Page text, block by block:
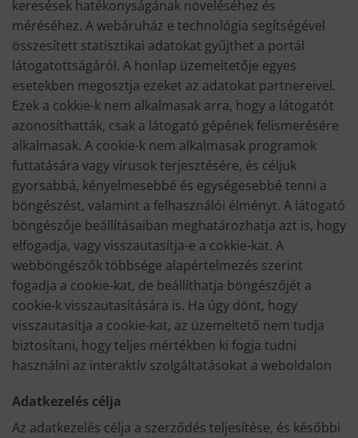
keresések hatékonyságának növeléséhez és
méréséhez. A webáruház e technológia segítségével
összesített statisztikai adatokat gyűjthet a portál
látogatottságáról. A honlap üzemeltetője egyes
esetekben megosztja ezeket az adatokat partnereivel.
Ezek a cokkie-k nem alkalmasak arra, hogy a látogatót
azonosíthatták, csak a látogató gépének felismerésére
alkalmasak. A cookie-k nem alkalmasak programok
futtatására vagy vírusok terjesztésére, és céljuk
gyorsabbá, kényelmesebbé és egységesebbé tenni a
böngészést, valamint a felhasználói élményt. A látogató
böngészője beállításaiban meghatározhatja azt is, hogy
elfogadja, vagy visszautasítja-e a cokkie-kat. A
webböngészők többsége alapértelmezés szerint
fogadja a cookie-kat, de beállíthatja böngészőjét a
cookie-k visszautasítására is. Ha úgy dönt, hogy
visszautasítja a cookie-kat, az üzemeltető nem tudja
biztosítani, hogy teljes mértékben ki fogja tudni
használni az interaktív szolgáltatásokat a weboldalon
Adatkezelés célja
Az adatkezelés célja a szerződés teljesítése, és későbbi